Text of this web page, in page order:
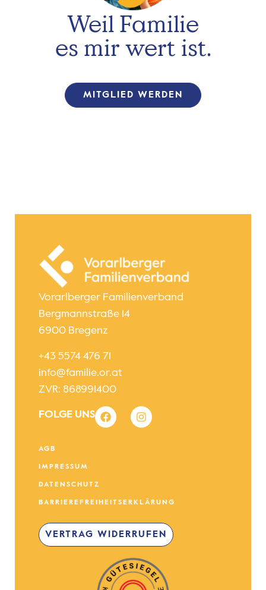
Weil Familie
es mir wert ist.
MITGLIED WERDEN
Vorarlberger Familienverband
Bergmannstraße 14
6900 Bregenz
+43 5574 476 71
info@familie.or.at
ZVR: 868991400
FOLGE UNS
AGB
IMPRESSUM
DATENSCHUTZ
BARRIEREFREIHEITSERKLÄRUNG
VERTRAG WIDERRUFEN